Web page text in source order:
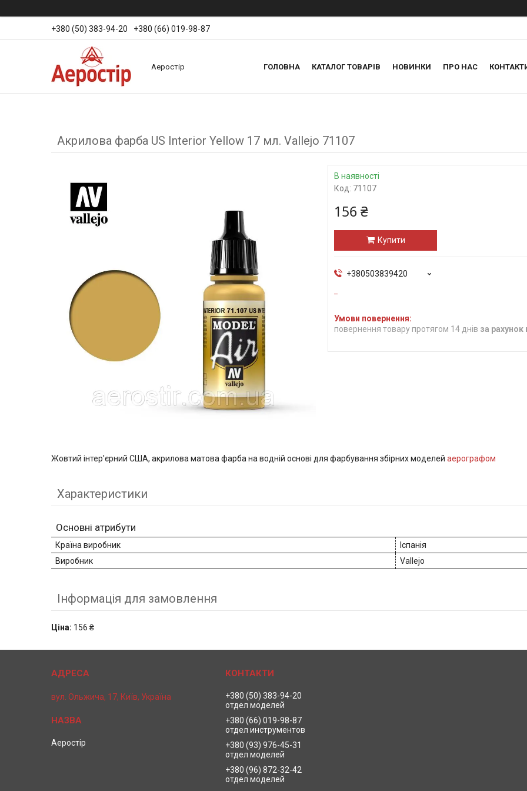
+380 (50) 383-94-20 +380 (66) 019-98-87
Аеростір ГОЛОВНА КАТАЛОГ ТОВАРІВ НОВИНКИ ПРО НАС
Акрилова фарба US Interior Yellow 17 мл. Vallejo 71107
В наявності
Код: 71107
156 ₴
Купити
+380503839420
повернення товару протягом 14 днів за рахунок
Жовтий інтер'єрний США, акрилова матова фарба на водній основі для фарбування збірних моделей аерографом
Характеристики
Основні атрибути
Країна виробник
Іспанія
Виробник
Vallejo
Інформація для замовлення
Ціна: 156 ₴
вул. Ольжича, 17, Київ, Україна
Аеростір
+380 (50) 383-94-20
отдел моделей
+380 (66) 019-98-87
отдел инструментов
+380 (93) 976-45-31
отдел моделей
+380 (96) 872-32-42
отдел моделей